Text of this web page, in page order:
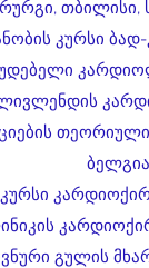
თბილისი,
კურსი
გულის